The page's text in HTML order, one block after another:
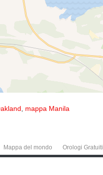
mappa Manila
Mappa del mondo Orologi Gratuiti